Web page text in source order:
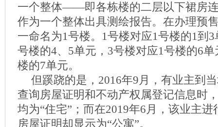
一个整体——即各栋楼的二层以下裙房
作为一个整体出具测绘报告。在办理预
一命名为1号楼。1号楼对应1号楼的1到
号楼的4、5单元，3号楼对应1号楼的6
楼的7单元。
但蹊跷的是，2016年9月，有业主到
查询房屋证明和不动产权属登记信息时
均为“住宅”；而在2019年6月，该业主
房屋证明却显示为“公寓”。